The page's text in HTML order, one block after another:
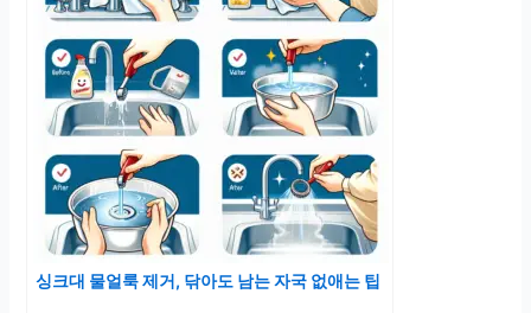
싱크대 물얼룩 제거, 닦아도 남는 자국 없애는 팁